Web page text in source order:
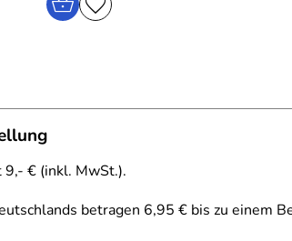
€ (inkl. MwSt.).
betragen 6,95 € bis zu einem